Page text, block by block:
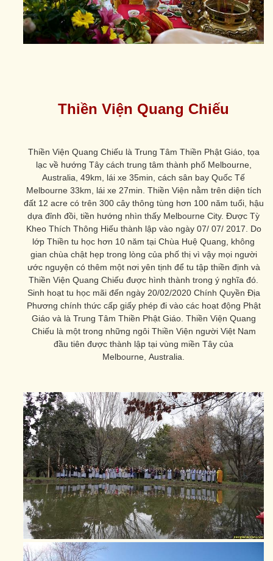
Thiền Viện Quang Chiếu
Thiền Viện Quang Chiếu là Trung Tâm Thiền Phật Giáo, tọa
lạc về hướng Tây cách trung tâm thành phố Melbourne,
Australia, 49km, lái xe 35min, cách sân bay Quốc Tế
Melbourne 33km, lái xe 27min. Thiền Viện nằm trên diện tích
đất 12 acre có trên 300 cây thông tùng hơn 100 năm tuổi, hậu
dựa đỉnh đồi, tiền hướng nhìn thấy Melbourne City. Được Tỳ
Kheo Thích Thông Hiếu thành lập vào ngày 07/ 07/ 2017. Do
lớp Thiền tu học hơn 10 năm tại Chùa Huệ Quang, không
gian chùa chật hẹp trong lòng của phố thị vì vậy mọi người
ước nguyện có thêm một nơi yên tịnh để tu tập thiền định và
Thiền Viện Quang Chiếu được hình thành trong ý nghĩa đó.
Sinh hoạt tu học mãi đến ngày 20/02/2020 Chính Quyền Địa
Phương chính thức cấp giấy phép đi vào các hoạt động Phật
Giáo và là Trung Tâm Thiền Phật Giáo. Thiền Viện Quang
Chiếu là một trong những ngôi Thiền Viện người Việt Nam
đầu tiên được thành lập tại vùng miền Tây của
Melbourne, Australia.